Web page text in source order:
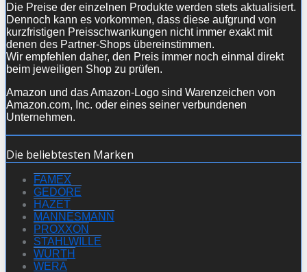
Die Preise der einzelnen Produkte werden stets aktualisiert.
Dennoch kann es vorkommen, dass diese aufgrund von
kurzfristigen Preisschwankungen nicht immer exakt mit
denen des Partner-Shops übereinstimmen.
Wir empfehlen daher, den Preis immer noch einmal direkt
beim jeweiligen Shop zu prüfen.
Amazon und das Amazon-Logo sind Warenzeichen von
Amazon.com, Inc. oder eines seiner verbundenen
Unternehmen.
Die beliebtesten Marken
FAMEX
GEDORE
HAZET
MANNESMANN
PROXXON
STAHLWILLE
WÜRTH
WERA